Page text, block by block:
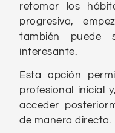
retomar los
progresiva,
también puede
interesante.
Esta opción
profesional inicial
acceder
de manera directa.